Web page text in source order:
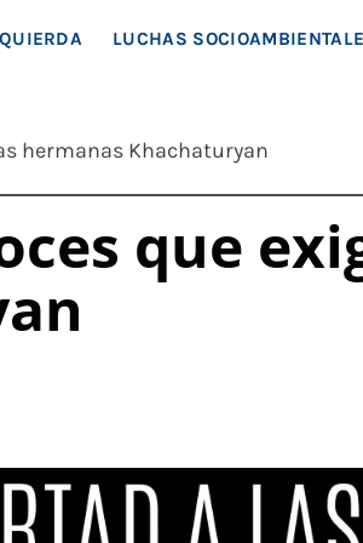
LUCHAS
hermanas Khachaturyan
que